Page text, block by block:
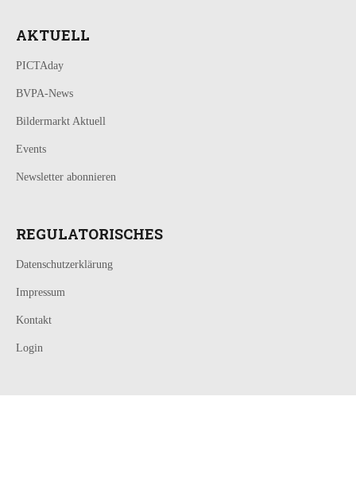
AKTUELL
PICTAday
BVPA-News
Bildermarkt Aktuell
Events
Newsletter abonnieren
REGULATORISCHES
Datenschutzerklärung
Impressum
Kontakt
Login